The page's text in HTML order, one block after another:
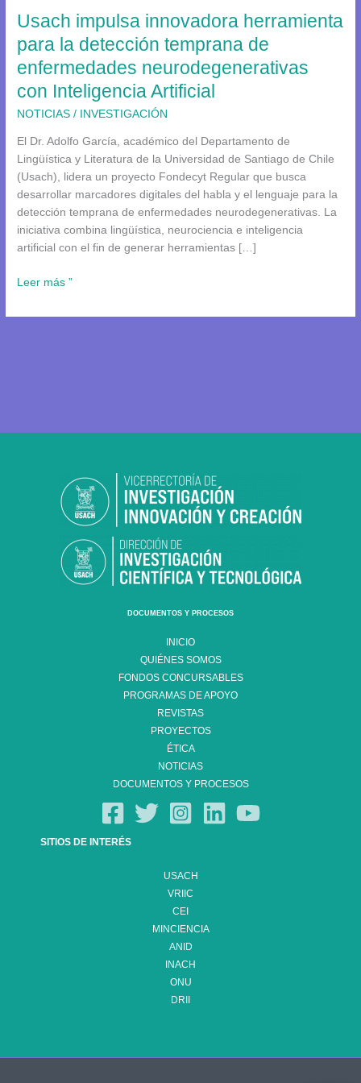
Usach impulsa innovadora herramienta
para la detección temprana de
enfermedades neurodegenerativas
con Inteligencia Artificial
NOTICIAS / INVESTIGACIÓN
El Dr. Adolfo García, académico del Departamento de
Lingüística y Literatura de la Universidad de Santiago de Chile
(Usach), lidera un proyecto Fondecyt Regular que busca
desarrollar marcadores digitales del habla y el lenguaje para la
detección temprana de enfermedades neurodegenerativas. La
iniciativa combina lingüística, neurociencia e inteligencia
artificial con el fin de generar herramientas […]
temprana
enfermedades
neurodegenerativas
con
Leer más ”
DOCUMENTOS Y PROCESOS
INICIO
QUIÉNES SOMOS
FONDOS CONCURSABLES
PROGRAMAS DE APOYO
REVISTAS
PROYECTOS
ÉTICA
NOTICIAS
DOCUMENTOS Y PROCESOS
SITIOS DE INTERÉS
USACH
VRIIC
CEI
MINCIENCIA
ANID
INACH
ONU
DRII